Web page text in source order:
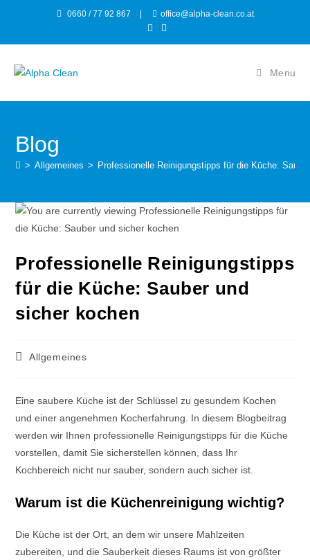
0660 / 77 92 867 office@alpha-clean.co.at
Menu
Blog
> Allgemeines > Professionelle Reinigungstipps für die Küche:
Professionelle Reinigungstipps
für die Küche: Sauber und
sicher kochen
Allgemeines
Eine saubere Küche ist der Schlüssel zu gesundem Kochen
und einer angenehmen Kocherfahrung. In diesem Blogbeitrag
werden wir Ihnen professionelle Reinigungstipps für die Küche
vorstellen, damit Sie sicherstellen können, dass Ihr
Kochbereich nicht nur sauber, sondern auch sicher ist.
Warum ist die Küchenreinigung wichtig?
Die Küche ist der Ort, an dem wir unsere Mahlzeiten
zubereiten, und die Sauberkeit dieses Raums ist von größter